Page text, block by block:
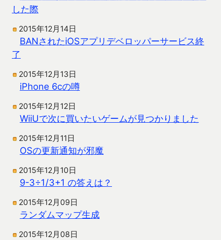
した際
2015年12月14日
BANされたiOSアプリデベロッパーサービス終
了
2015年12月13日
iPhone 6cの噂
2015年12月12日
WiiUで次に買いたいゲームが見つかりました
2015年12月11日
OSの更新通知が邪魔
2015年12月10日
9-3÷1/3+1 の答えは？
2015年12月09日
ランダムマップ生成
2015年12月08日